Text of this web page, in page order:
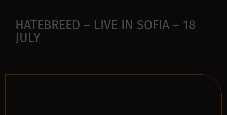
HATEBREED – LIVE IN SOFIA – 18
JULY